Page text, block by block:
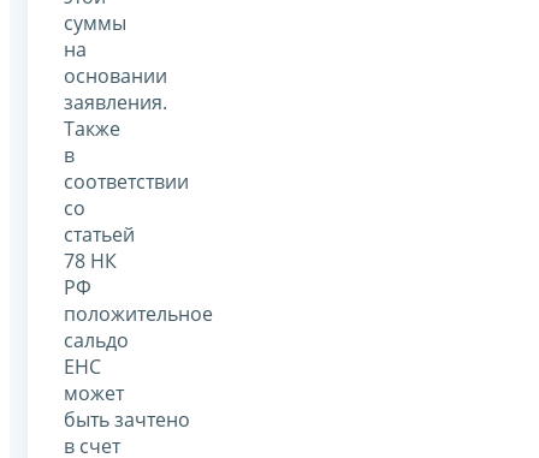
суммы
на
основании
заявления.
Также
в
соответствии
со
статьей
78 НК
РФ
положительное
сальдо
ЕНС
может
быть зачтено
в счет